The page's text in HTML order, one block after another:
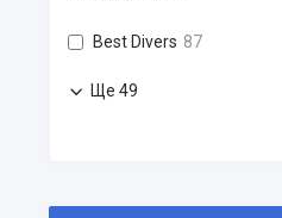
Best Divers 87
Ще 49